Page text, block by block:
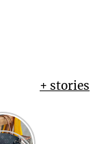
+ stories